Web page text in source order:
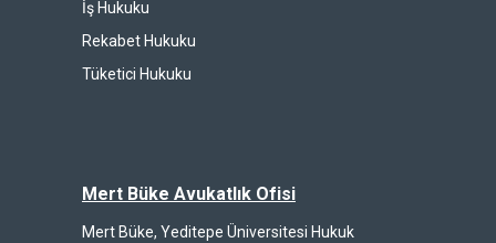
İş Hukuku
Rekabet Hukuku
Tüketici Hukuku
Mert Büke Avukatlık Ofisi
Mert Büke, Yeditepe Üniversitesi Hukuk